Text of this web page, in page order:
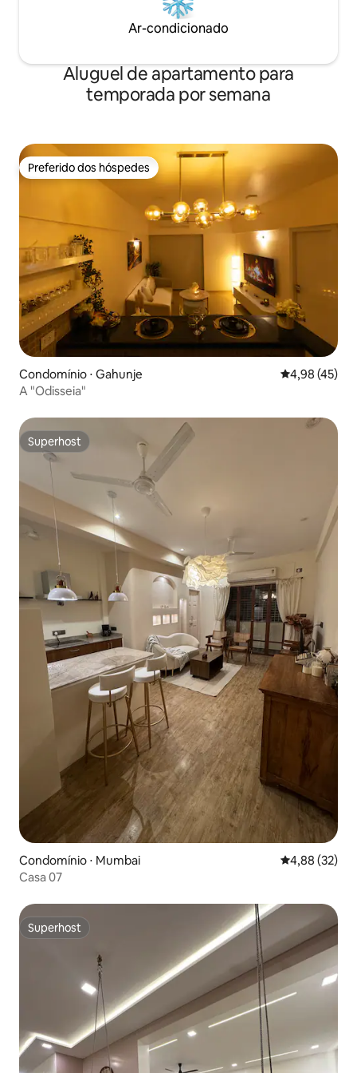
Ar-condicionado
Aluguel de apartamento para
temporada por semana
Preferido dos hóspedes
Preferido dos hóspedes
Condomínio ⋅ Gahunje 4,98 de uma
4,98 (45)
A "Odisseia"
Superhost
Superhost
Condomínio ⋅ Mumbai 4,88 de uma
4,88 (32)
Casa 07
Superhost
Superhost